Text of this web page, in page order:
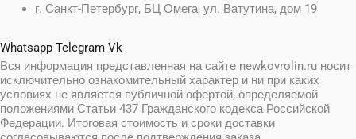
г. Санкт-Петербург, БЦ Омега, ул. Ватутина, дом 19
Whatsapp Telegram Vk
Вся информация представленная на сайте newkovrolin.ru носит
исключительно ознакомительный характер и ни при каких
условиях не является публичной офертой, определяемой
положениями Статьи 437 Гражданского кодекса Российской
Федерации. Итоговая стоимость и сроки доставки